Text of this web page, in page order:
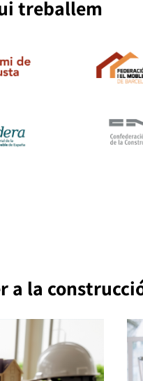
treballem
a la